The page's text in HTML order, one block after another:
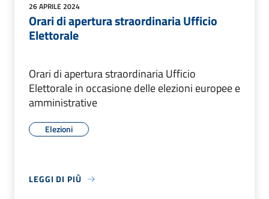
26 APRILE 2024
Orari di apertura straordinaria Ufficio
Elettorale
Orari di apertura straordinaria Ufficio
Elettorale in occasione delle elezioni europee e
amministrative
Elezioni
LEGGI DI PIÙ